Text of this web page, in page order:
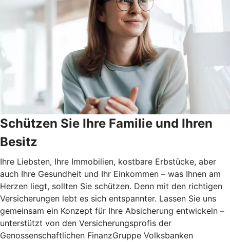
Schützen Sie Ihre Familie und Ihren
Besitz
Ihre Liebsten, Ihre Immobilien, kostbare Erbstücke, aber
auch Ihre Gesundheit und Ihr Einkommen – was Ihnen am
Herzen liegt, sollten Sie schützen. Denn mit den richtigen
Versicherungen lebt es sich entspannter. Lassen Sie uns
gemeinsam ein Konzept für Ihre Absicherung entwickeln –
unterstützt von den Versicherungsprofis der
Genossenschaftlichen FinanzGruppe Volksbanken